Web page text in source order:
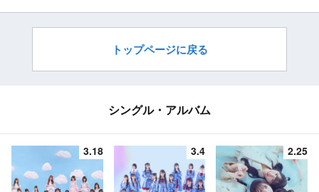
トップページに戻る
シングル・アルバム
3.18 3.4 2.25